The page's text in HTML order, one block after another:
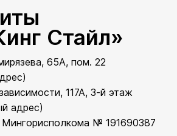
Стайл»
65А, пом. 22
117А, 3-й этаж
адрес)
№ 191690387